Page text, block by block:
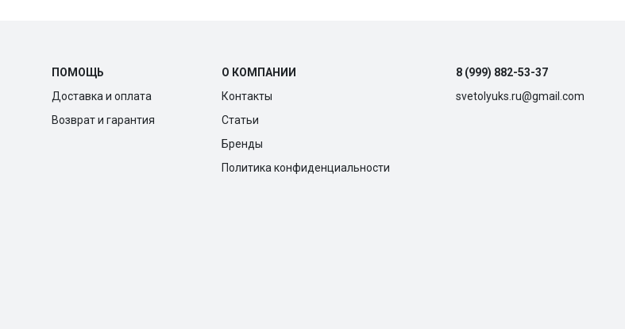
ПОМОЩЬ
Доставка и оплата
Возврат и гарантия
О КОМПАНИИ
Контакты
Статьи
Бренды
Политика конфиденциальности
8 (999) 882-53-37
svetolyuks.ru@gmail.com